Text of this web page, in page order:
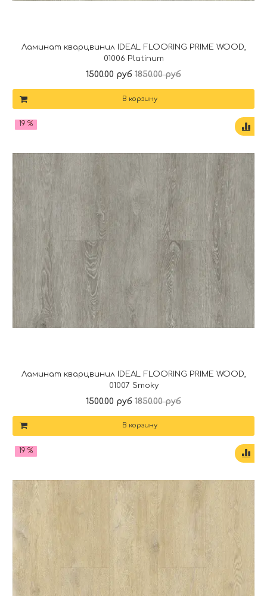
Ламинат кварцвинил IDEAL FLOORING PRIME WOOD,
01006 Platinum
1500.00 руб 1850.00 руб
В корзину
19 %
Ламинат кварцвинил IDEAL FLOORING PRIME WOOD,
01007 Smoky
1500.00 руб 1850.00 руб
В корзину
19 %